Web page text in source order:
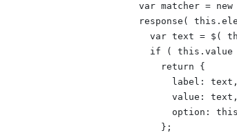
var matcher =
response(
var text = $(
if ( this.value
            return {
              label: text,
              value: text,
              option: this
            };